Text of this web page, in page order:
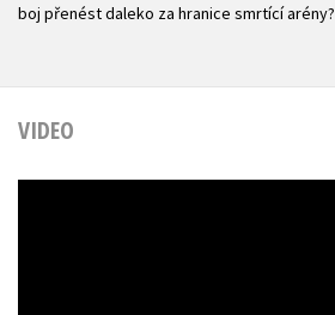
boj přenést daleko za hranice smrtící arény?
VIDEO